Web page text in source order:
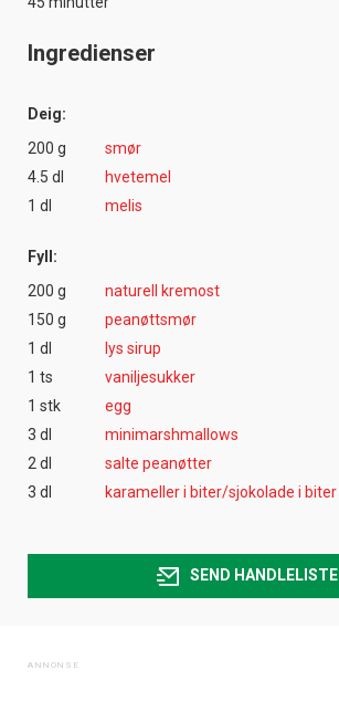
Ingredienser
Deig:
200 g
smør
4.5 dl
hvetemel
1 dl
melis
Fyll:
200 g
naturell kremost
150 g
peanøttsmør
1 dl
lys sirup
1 ts
vaniljesukker
1 stk
egg
3 dl
minimarshmallows
2 dl
salte peanøtter
3 dl
karameller i biter/sjokolade i biter
SEND HANDLELISTE